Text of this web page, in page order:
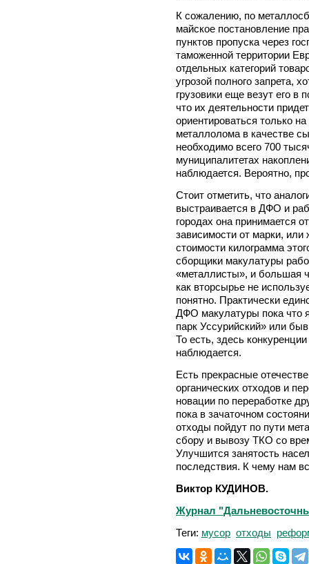
К сожалению, по
майское постановление
пунктов пропуска через
таможенной территории
отдельных категорий
угрозой полного запрета,
грузовики еще везут его в
что их деятельности
ориентироваться только
металлолома в качестве
необходимо всего 700
муниципалитетах
наблюдается. Вероятно,
Стоит отметить, что
выстраивается в ДФО и
городах она принимается
зависимости от марки,
стоимости килограмма
сборщики макулатуры
«металлисты», и большая
как вторсырье не
понятно. Практически
ДФО макулатуры пока что
парк Уссурийский» или
То есть, здесь
наблюдается.
Есть прекрасные
органических отходов и
новации по переработке
пока в зачаточном
отходы пойдут по пути
сбору и вывозу ТКО со
Улучшится занятость
последствия. К чему нам
Виктор КУДИНОВ.
Журнал
Теги: мусор отходы